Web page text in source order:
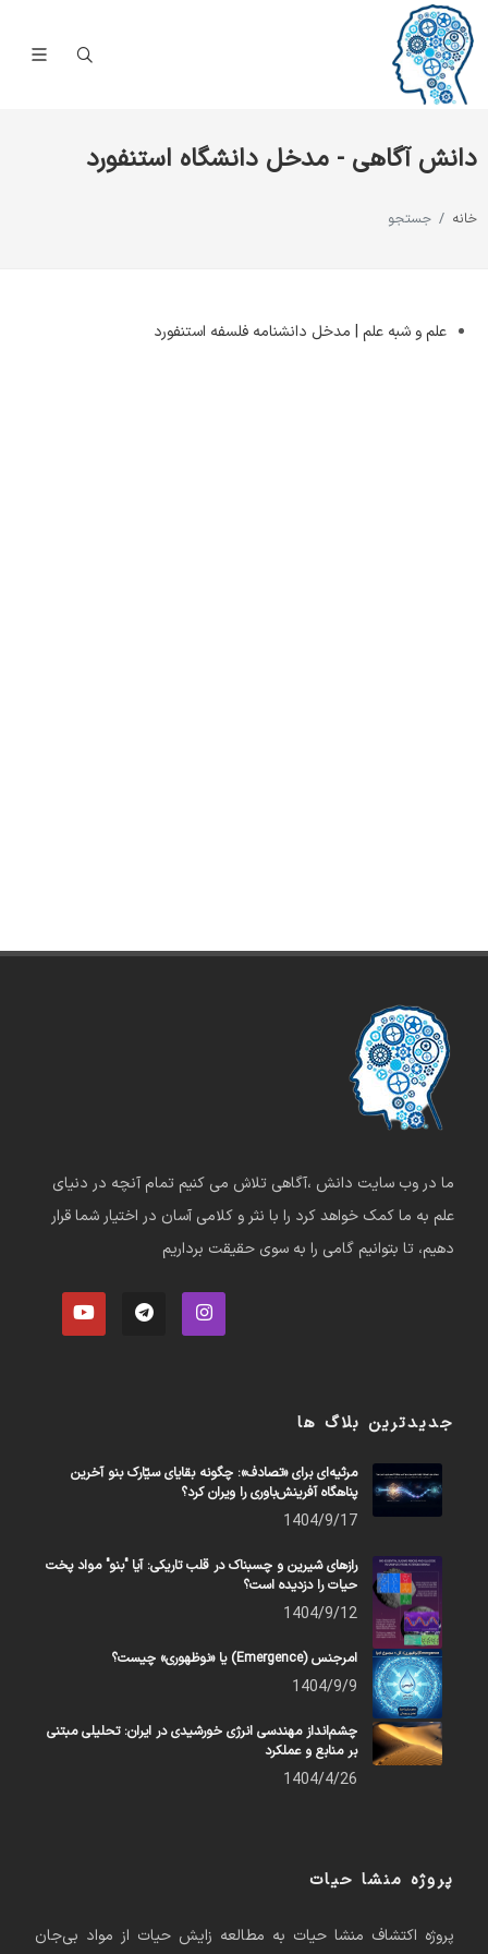
دانش آگاهی - مدخل دانشگاه استنفورد
خانه جستجو
علم و شبه علم | مدخل دانشنامه فلسفه استنفورد
ما در وب سایت دانش ،آگاهی تلاش می کنیم تمام آنچه در دنیای
علم به ما کمک خواهد کرد را با نثر و کلامی آسان در اختیار شما قرار
دهیم، تا بتوانیم گامی را به سوی حقیقت برداریم
جدیدترین بلاگ ها
مرثیه‌ای برای «تصادف»: چگونه بقایای سیّارک بنو آخرین
پناهگاه آفرینش‌باوری را ویران کرد؟
1404/9/17
رازهای شیرین و چسبناک در قلب تاریکی: آیا "بنو" مواد پخت
حیات را دزدیده است؟
1404/9/12
امرجنس (Emergence) یا «نوظهوری» چیست؟
1404/9/9
چشم‌انداز مهندسی انرژی خورشیدی در ایران: تحلیلی مبتنی
بر منابع و عملکرد
1404/4/26
پروژه منشا حیات
پروژه اکتشاف منشا حیات به مطالعه زایش حیات از مواد بی‌جان